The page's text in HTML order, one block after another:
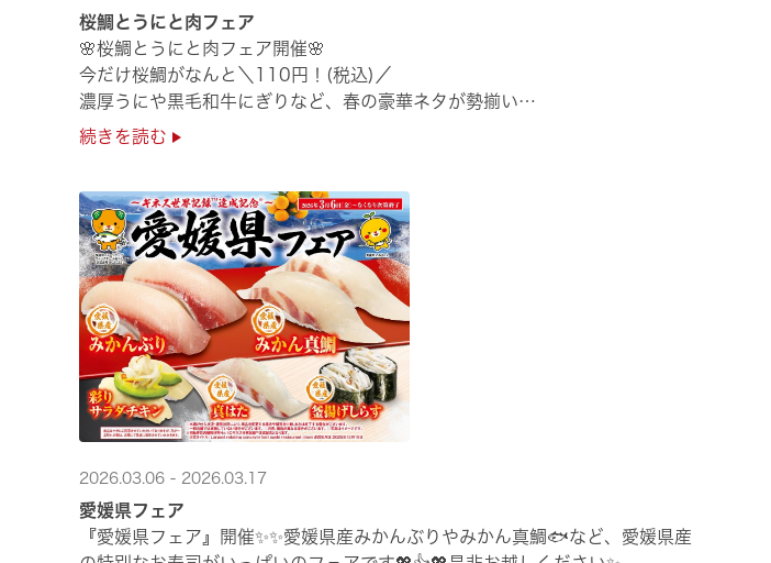
桜鯛とうにと肉フェア
🌸桜鯛とうにと肉フェア開催🌸
今だけ桜鯛がなんと＼110円！(税込)／
濃厚うにや黒毛和牛にぎりなど、春の豪華ネタが勢揃い
是非お越しください✨
続きを読む
2026.03.06 - 2026.03.17
愛媛県フェア
『愛媛県フェア』開催✨✨愛媛県産みかんぶりやみかん真鯛🐟など、愛媛県産